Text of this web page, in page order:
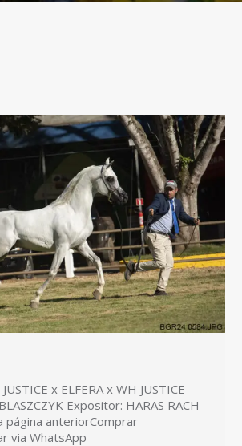
x ELFERA x WH JUSTICE
Expositor: HARAS RACH
anteriorComprar
via WhatsApp